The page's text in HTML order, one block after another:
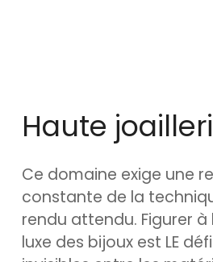
Haute
Ce domaine exige une
constante de la
rendu attendu. Figurer à
luxe des bijoux est LE